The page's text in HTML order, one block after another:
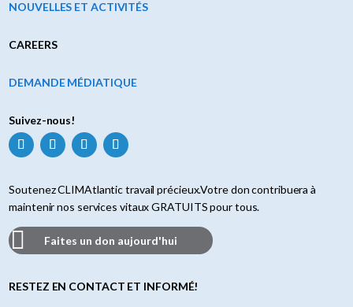
NOUVELLES ET ACTIVITÉS
CAREERS
DEMANDE MÉDIATIQUE
Suivez-nous!
Soutenez CLIMAtlantic travail précieux.Votre don contribuera à
maintenir nos services vitaux GRATUITS pour tous.
Faites un don aujourd'hui
RESTEZ EN CONTACT ET INFORMÉ!